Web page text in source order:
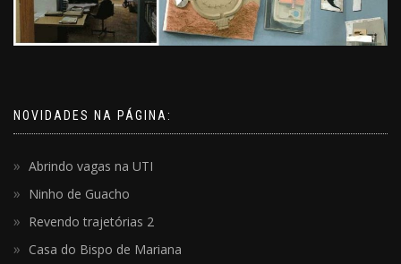
NOVIDADES NA PÁGINA:
Abrindo vagas na UTI
Ninho de Guacho
Revendo trajetórias 2
Casa do Bispo de Mariana